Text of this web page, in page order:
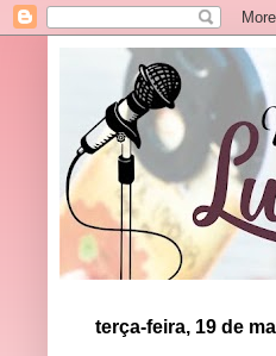
terça-feira, 19 de